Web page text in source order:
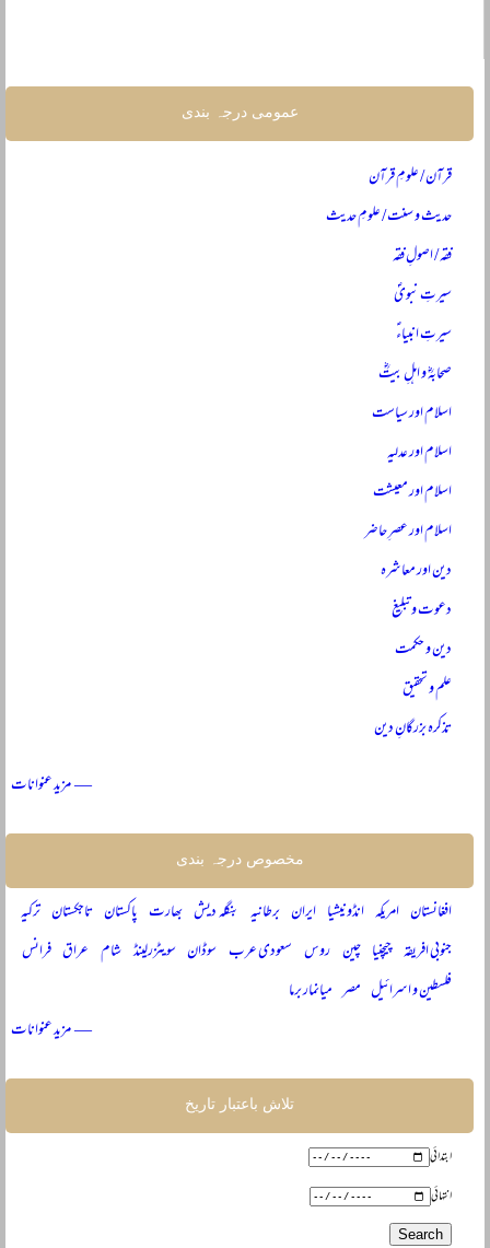
عمومی درجہ بندی
قرآن / علومِ قرآن
حدیث و سنت / علومِ حدیث
فقہ / اصولِ فقہ
سیرتِ نبویؐ
سیرتِ انبیاءؑ
صحابہؓ و اہلِ بیتؓ
اسلام اور سیاست
اسلام اور عدلیہ
اسلام اور معیشت
اسلام اور عصرِ حاضر
دین اور معاشرہ
دعوت و تبلیغ
دین و حکمت
علم و تحقیق
تذکرہ بزرگانِ دین
— مزید عنوانات
مخصوص درجہ بندی
افغانستان امریکہ انڈونیشیا ایران برطانیہ بنگلہ دیش بھارت پاکستان تاجکستان ترکیہ
جنوبی افریقہ چیچنیا چین روس سعودی عرب سوڈان سویٹزرلینڈ شام عراق فرانس
فلسطین و اسرائیل مصر میانمار برما
— مزید عنوانات
تلاش باعتبار تاریخ
ابتدائی
انتہائی